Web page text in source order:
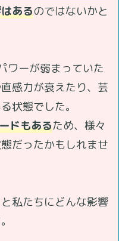
あるのではないかと
ワーが弱まっていた
感力が衰えたり、芸
状態でした。
ドもあるため、様々
だったかもしれませ
私たちにどんな影響